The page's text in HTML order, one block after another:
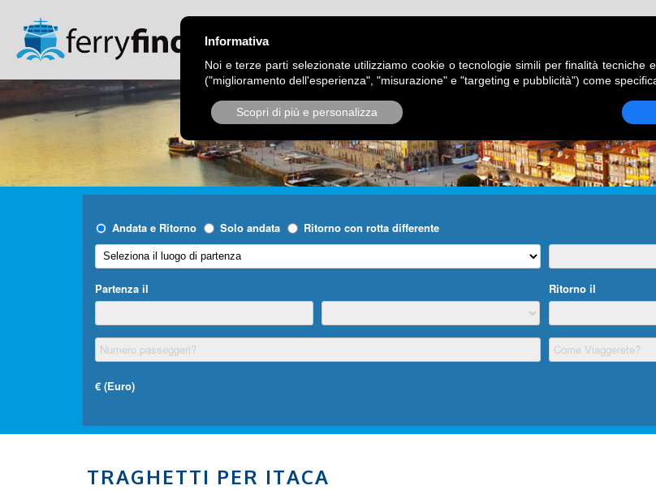
CHI SIAMO
TRAGHETTI PER ITACA
Informativa
Noi e terze parti selezionate utilizziamo cookie o tecnologie simili per finalità tecniche
("miglioramento dell'esperienza", "misurazione" e "targeting e pubblicità") come
Scopri di più e personalizza